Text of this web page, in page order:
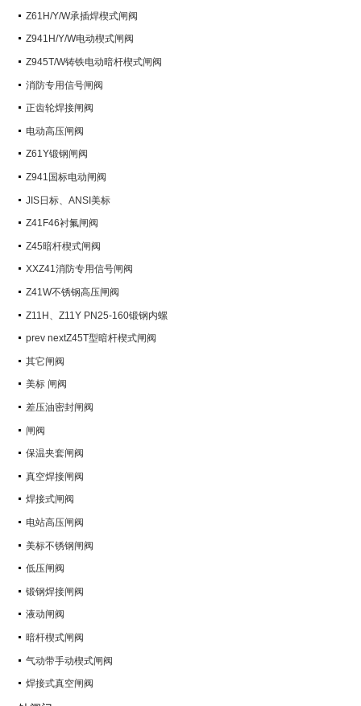
Z61H/Y/W承插焊楔式闸阀
Z941H/Y/W电动楔式闸阀
Z945T/W铸铁电动暗杆楔式闸阀
消防专用信号闸阀
正齿轮焊接闸阀
电动高压闸阀
Z61Y锻钢闸阀
Z941国标电动闸阀
JIS日标、ANSI美标
Z41F46衬氟闸阀
Z45暗杆楔式闸阀
XXZ41消防专用信号闸阀
Z41W不锈钢高压闸阀
Z11H、Z11Y PN25-160锻钢内螺
纹楔式闸阀
prev nextZ45T型暗杆楔式闸阀
其它闸阀
美标 闸阀
差压油密封闸阀
闸阀
保温夹套闸阀
真空焊接闸阀
焊接式闸阀
电站高压闸阀
美标不锈钢闸阀
低压闸阀
锻钢焊接闸阀
液动闸阀
暗杆楔式闸阀
气动带手动楔式闸阀
焊接式真空闸阀